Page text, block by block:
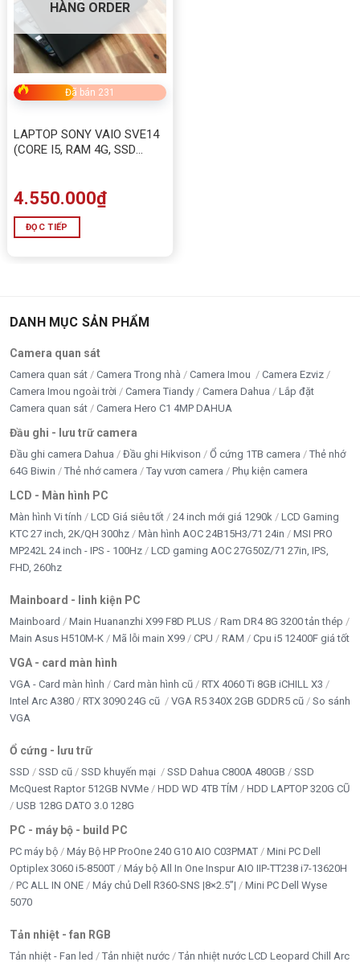
HÀNG ORDER
Đã bán 231
LAPTOP SONY VAIO SVE14
(CORE I5, RAM 4G, SSD
4.550.000₫
ĐỌC TIẾP
DANH MỤC SẢN PHẨM
Camera quan sát
Camera quan sát Camera Trong nhà Camera Imou
Camera Ezviz
Camera Imou ngoài trời
Camera Tiandy Camera Dahua
Lắp đặt
Camera quan sát
Camera Hero C1 4MP DAHUA
Đầu ghi - lưu trữ camera
Đầu ghi camera Dahua Đầu ghi Hikvison Ổ cứng 1TB camera
Thẻ nhớ
64G Biwin
Thẻ nhớ camera Tay vươn camera Phụ kiện camera
LCD - Màn hình PC
Màn hình Vi tính LCD Giá siêu tốt 24 inch mới giá 1290k
LCD Gaming
KTC 27 inch, 2K/QH 300hz
Màn hình AOC 24B15H3/71 24in
MSI PRO
MP242L 24 inch - IPS - 100Hz
LCD gaming AOC 27G50Z/71 27in, IPS,
FHD, 260hz
Mainboard - linh kiện PC
Mainboard Main Huananzhi X99 F8D PLUS
Ram DR4 8G 3200 tản thép
Main Asus H510M-K
Mã lỗi main X99 CPU RAM Cpu i5 12400F giá tốt
VGA - card màn hình
VGA - Card màn hình Card màn hình cũ
RTX 4060 Ti 8GB iCHILL X3
Intel Arc A380
RTX 3090 24G cũ VGA R5 340X 2GB GDDR5 cũ
So sánh
VGA
Ổ cứng - lưu trữ
SSD SSD cũ SSD khuyến mại SSD Dahua C800A 480GB
SSD
McQuest Raptor 512GB NVMe
HDD WD 4TB TÍM
HDD LAPTOP 320G CŨ
USB 128G DATO 3.0 128G
PC - máy bộ - build PC
PC máy bộ Máy Bộ HP ProOne 240 G10 AIO C03PMAT
Mini PC Dell
Optiplex 3060 i5-8500T
Máy bộ All In One Inspur AIO IIP-TT238 i7-13620H
PC ALL IN ONE
Máy chủ Dell R360-SNS |8×2.5”|
Mini PC Dell Wyse
5070
Tản nhiệt - fan RGB
Tản nhiệt - Fan led Tản nhiệt nước
Tản nhiệt nước LCD Leopard Chill Arc